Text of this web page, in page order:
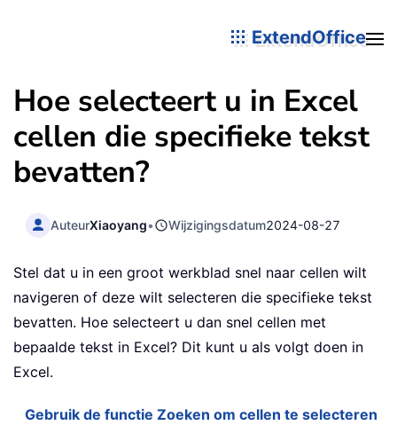
ExtendOffice
Hoe selecteert u in Excel
cellen die specifieke tekst
bevatten?
AuteurXiaoyang• Wijzigingsdatum2024-08-27
Stel dat u in een groot werkblad snel naar cellen wilt
navigeren of deze wilt selecteren die specifieke tekst
bevatten. Hoe selecteert u dan snel cellen met
bepaalde tekst in Excel? Dit kunt u als volgt doen in
Excel.
Gebruik de functie Zoeken om cellen te selecteren